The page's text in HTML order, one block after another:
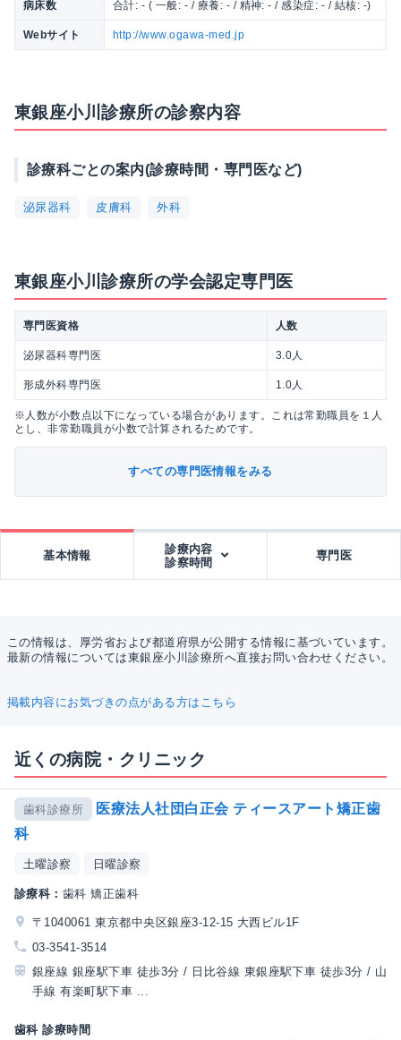
病床数 合計: - ( 一般: - / 療養: - / 精神: - / 感染症: - / 結核: -)
Webサイト http://www.ogawa-med.jp
東銀座小川診療所の診察内容
診療科ごとの案内(診療時間・専門医など)
泌尿器科 皮膚科 外科
東銀座小川診療所の学会認定専門医
専門医資格 人数
泌尿器科専門医 3.0人
形成外科専門医 1.0人
※人数が小数点以下になっている場合があります。これは常勤職員を１人
とし、非常勤職員が小数で計算されるためです。
すべての専門医情報をみる
基本情報
診療内容
診察時間
専門医
この情報は、厚労省および都道府県が公開する情報に基づいています。
最新の情報については東銀座小川診療所へ直接お問い合わせください。
掲載内容にお気づきの点がある方はこちら
近くの病院・クリニック
歯科診療所
医療法人社団白正会 ティースアート矯正歯
科
土曜診察 日曜診察
診療科： 歯科 矯正歯科
〒1040061 東京都中央区銀座3-12-15 大西ビル1F
03-3541-3514
銀座線 銀座駅下車 徒歩3分 / 日比谷線 東銀座駅下車 徒歩3分 / 山
手線 有楽町駅下車 ...
歯科 診療時間